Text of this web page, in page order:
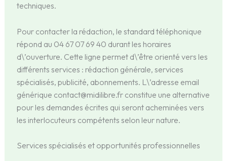
techniques.
Pour contacter la rédaction, le standard téléphonique
répond au 04 67 07 69 40 durant les horaires
d\’ouverture. Cette ligne permet d\’être orienté vers les
différents services : rédaction générale, services
spécialisés, publicité, abonnements. L\’adresse email
générique contact@midilibre.fr constitue une alternative
pour les demandes écrites qui seront acheminées vers
les interlocuteurs compétents selon leur nature.
Services spécialisés et opportunités professionnelles